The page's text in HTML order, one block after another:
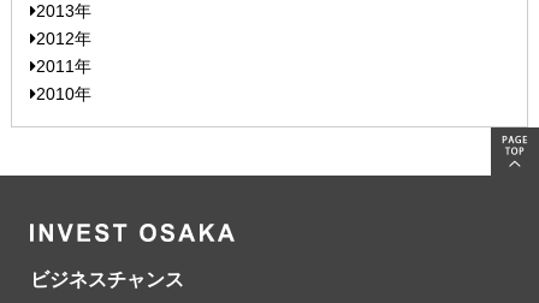
2013年
2012年
2011年
2010年
ビジネスチャンス